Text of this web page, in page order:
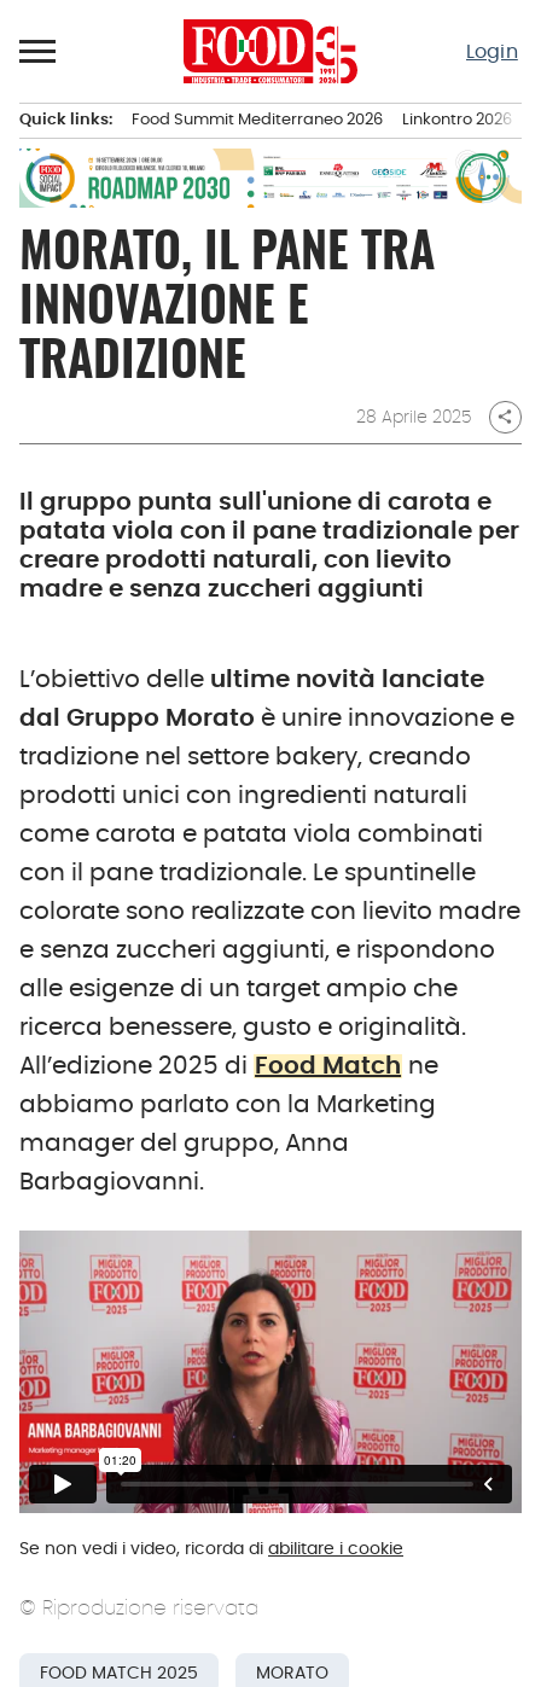
al
Login
principale
Quick links: Food Summit Mediterraneo 2026 Linkontro 2026
MORATO, IL PANE TRA
INNOVAZIONE E
TRADIZIONE
28 Aprile 2025 share
Il gruppo punta sull'unione di carota e
patata viola con il pane tradizionale per
creare prodotti naturali, con lievito
madre e senza zuccheri aggiunti
L’obiettivo delle ultime novità lanciate
dal Gruppo Morato è unire innovazione e
tradizione nel settore bakery, creando
prodotti unici con ingredienti naturali
come carota e patata viola combinati
con il pane tradizionale. Le spuntinelle
colorate sono realizzate con lievito madre
e senza zuccheri aggiunti, e rispondono
alle esigenze di un target ampio che
ricerca benessere, gusto e originalità.
All’edizione 2025 di Food Match ne
abbiamo parlato con la Marketing
manager del gruppo, Anna
Barbagiovanni.
Se non vedi i video, ricorda di abilitare i cookie
© Riproduzione riservata
FOOD MATCH 2025 MORATO